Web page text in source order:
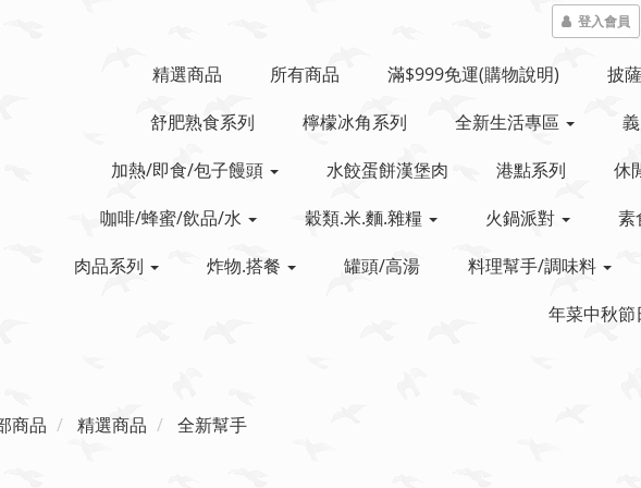
登入會員
精選商品 所有商品 滿$999免運(購物說明) 披
舒肥熟食系列
檸檬冰角系列 全新生活專區
加熱/即食/包子饅頭
水餃蛋餅漢堡肉 港點系列 休
咖啡/蜂蜜/飲品/水
穀類.米.麵.雜糧 火鍋派對 素
肉品系列
炸物.搭餐 罐頭/高湯 料理幫手/調味料
年菜中秋節
商品 精選商品 全新幫手